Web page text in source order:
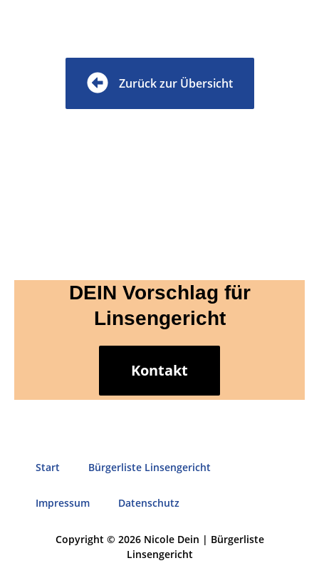
Zurück zur Übersicht
DEIN Vorschlag für
Linsengericht
Kontakt
Copyright © 2026 Nicole Dein | Bürgerliste
Linsengericht
Start Bürgerliste Linsengericht
Impressum Datenschutz